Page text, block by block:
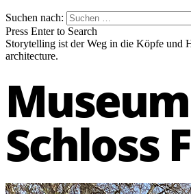
Suchen nach:
Press Enter to Search
Storytelling ist der Weg in die Köpfe und
architecture.
Museum
Schloss